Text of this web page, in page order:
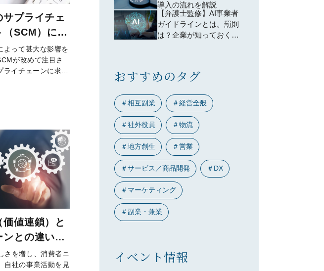
プライチェ
SCM）に重
よって甚大な影響を
が改めて注目さ
イチェーンに求め
因は労働環境やビ
値連鎖）と
との違いや
すく解説
さを増し、消費者ニ
自社の事業活動を見
導入の流れを解説
【弁護士監修】AI事業者
ガイドラインとは。罰則
は？企業が知っておくべ
おすすめのタグ
＃相互副業 ＃経営全般
＃社外役員 ＃物流
＃地方創生 ＃営業
＃サービス／商品開発 ＃ DX
＃ マーケティング
＃副業・兼業
イベント情報